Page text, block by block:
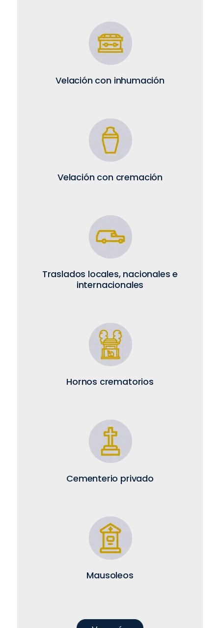
Velación con inhumación
Velación con cremación
Traslados locales, nacionales e
internacionales
Hornos crematorios
Cementerio privado
Mausoleos